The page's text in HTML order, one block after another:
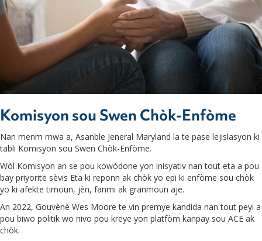
Komisyon sou Swen Chòk-Enfòme
Nan menm mwa a, Asanble Jeneral Maryland la te pase lejislasyon ki
tabli Komisyon sou Swen Chòk-Enfòme.
Wòl Komisyon an se pou kowòdone yon inisyativ nan tout eta a pou
bay priyorite sèvis Eta ki reponn ak chòk yo epi ki enfòme sou chòk
yo ki afekte timoun, jèn, fanmi ak granmoun aje.
An 2022, Gouvènè Wes Moore te vin premye kandida nan tout peyi a
pou biwo politik wo nivo pou kreye yon platfòm kanpay sou ACE ak
chòk.